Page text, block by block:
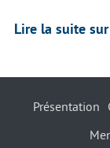
Lire la suite
Présentation